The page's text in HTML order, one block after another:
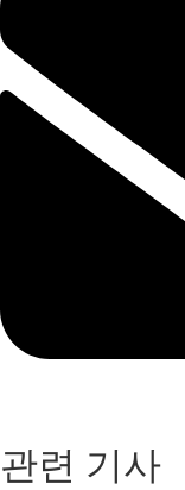
관련 기사